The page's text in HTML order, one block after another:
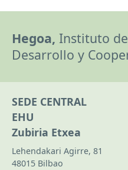
Hegoa, Instituto
Desarrollo y
SEDE CENTRAL
EHU
Zubiria Etxea
Lehendakari Agirre, 81
48015 Bilbao